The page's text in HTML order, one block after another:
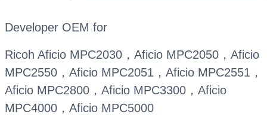
Developer OEM for
Ricoh Aficio MPC2030，Aficio MPC2050，Aficio
MPC2550，Aficio MPC2051，Aficio MPC2551，
Aficio MPC2800，Aficio MPC3300，Aficio
MPC4000，Aficio MPC5000